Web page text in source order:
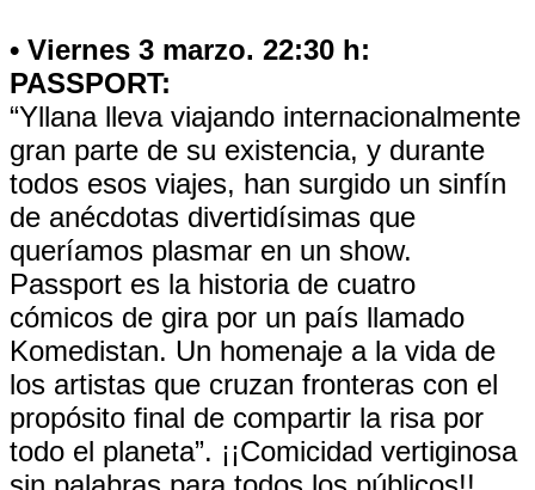
• Viernes 3 marzo. 22:30 h:
PASSPORT:
“Yllana lleva viajando internacionalmente
gran parte de su existencia, y durante
todos esos viajes, han surgido un sinfín
de anécdotas divertidísimas que
queríamos plasmar en un show.
Passport es la historia de cuatro
cómicos de gira por un país llamado
Komedistan. Un homenaje a la vida de
los artistas que cruzan fronteras con el
propósito final de compartir la risa por
todo el planeta”. ¡¡Comicidad vertiginosa